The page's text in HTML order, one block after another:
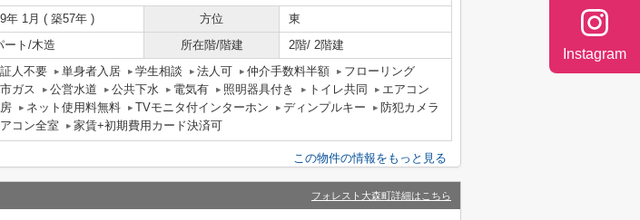
年 1月 ( 築57年 ) 方位
東
ート/木造 所在階/階建 2階/ 2階建
人不要 単身者入居 学生相談 法人可 仲介手数料半額
フローリング
ガス
公営水道 公共下水 電気有 照明器具付き トイレ共同
エアコン
ネット使用料無料 TVモニタ付インターホン ディンプルキー
防犯カメラ
コン全室
家賃+初期費用カード決済可
この物件の情報をもっと見る
フォレスト大森町詳細はこちら
Instagram